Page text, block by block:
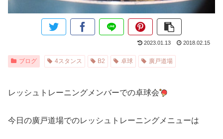
2023.01.13 2018.02.15
ブログ 4スタンス B2 卓球 廣戸道場
レッシュトレーニングメンバーでの卓球会
今日の廣戸道場でのレッシュトレーニングメニューは